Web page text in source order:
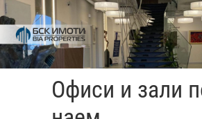
Skip
to
content
Офиси и зали